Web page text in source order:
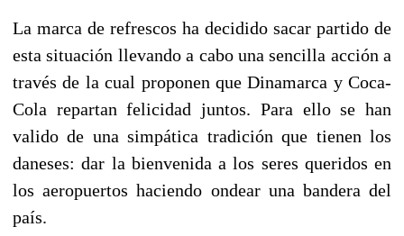
La marca de refrescos ha decidido sacar partido de
esta situación llevando a cabo una sencilla acción a
través de la cual proponen que Dinamarca y Coca-
Cola repartan felicidad juntos. Para ello se han
valido de una simpática tradición que tienen los
daneses: dar la bienvenida a los seres queridos en
los aeropuertos haciendo ondear una bandera del
país.